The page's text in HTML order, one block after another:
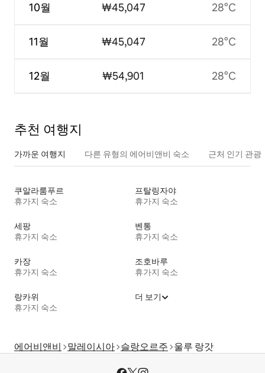
10월
11월
12월
₩45,047
₩45,047
₩54,901
28°C
28°C
28°C
추천 여행지
가까운 여행지 다른 유형의 에어비앤비 숙소 근처 인기 관광
쿠알라룸푸르
휴가지 숙소
프탈링자야
휴가지 숙소
세팡
휴가지 숙소
벤통
휴가지 숙소
카장
휴가지 숙소
조호바루
휴가지 숙소
랑카위
휴가지 숙소
더 보기
에어비앤비 말레이시아 슬랑오르주 울루 랑갓